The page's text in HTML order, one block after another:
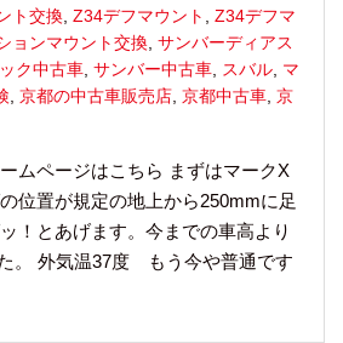
ト交換, Z34デフマウント , Z34デフマ
ョンマウント交換, サンバーディアス
ク中古車, サンバー中古車, スバル, マ
, 京都の中古車販売店, 京都中古車, 京
ムページはこちら まずはマークX
位置が規定の地上から250mmに足
！とあげます。今までの車高より
。 外気温37度 もう今や普通です